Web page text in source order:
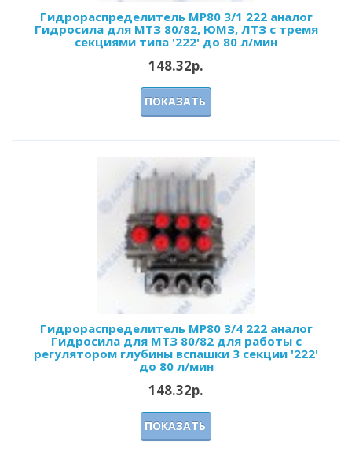
Гидрораспределитель MP80 3/1 222 аналог
Гидросила для МТЗ 80/82, ЮМЗ, ЛТЗ с тремя
секциями типа '222' до 80 л/мин
148.32р.
ПОКАЗАТЬ
Гидрораспределитель MP80 3/4 222 аналог
Гидросила для МТЗ 80/82 для работы с
регулятором глубины вспашки 3 секции '222'
до 80 л/мин
148.32р.
ПОКАЗАТЬ